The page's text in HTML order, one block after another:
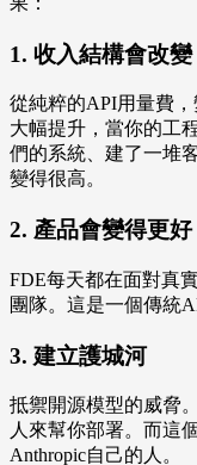
1. 收入結構會改變
從純粹的API用量費
大幅提升，當你的工
們的系統、建了一堆
變得很高。
2. 產品會變得更好
FDE每天都在面對真
團隊。這是一個傳統
3. 建立護城河
抵禦開源模型的威脅
人來幫你部署。而這
Anthropic自己的人。